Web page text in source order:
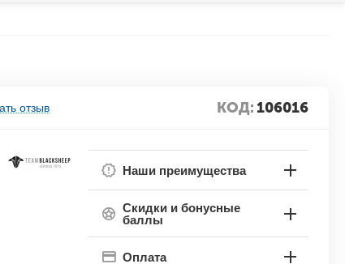
отзыв КОД:106016
Наши преимущества
Скидки и бонусные
баллы
Оплата